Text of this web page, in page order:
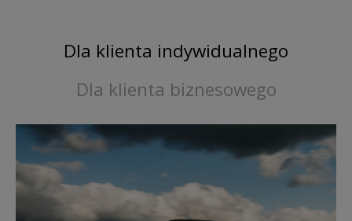
Dla klienta indywidualnego
Dla klienta biznesowego